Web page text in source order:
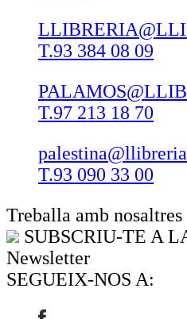
T.93 384 08 09
T.97 213 18 70
T.93 090 33 00
Treballa amb nosaltres
SUBSCRIU-TE A
Newsletter
SEGUEIX-NOS A: